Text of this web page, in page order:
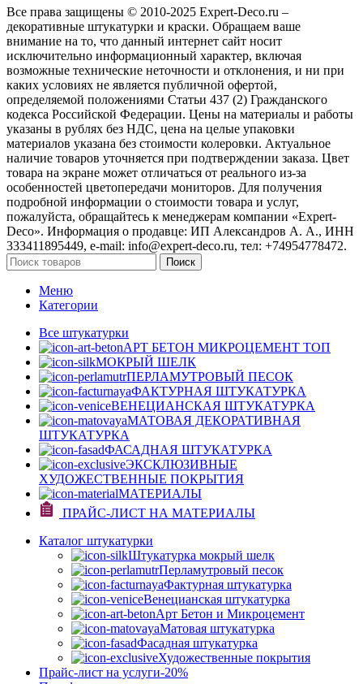
Все права защищены © 2010-2025 Expert-Deco.ru –
декоративные штукатурки и краски. Обращаем ваше
внимание на то, что данный интернет сайт носит
исключительно информационный характер, включая
возможные технические неточности и отклонения, и ни при
каких условиях не является публичной офертой,
определяемой положениями Статьи 437 (2) Гражданского
кодекса Российской Федерации. Цены на материалы и работы
указаны в рублях без НДС, цена на целые упаковки
материалов указана без стоимости колеровки. Актуальное
наличие товаров уточняется при подтверждении заказа. Цвет
товара на экране может отличаться от реального из‑за
особенностей цветопередачи мониторов. Для получения
подробной информации о стоимости товара и услуг,
пожалуйста, обращайтесь к менеджерам компании «Expert-
Deco». Информация о продавце: ИП Александров А. А., ИНН
333411895449, e-mail: info@expert-deco.ru, тел: +74954778472.
Поиск
Меню
Категории
Все штукатурки
АРТ БЕТОН МИКРОЦЕМЕНТ ТОП
МОКРЫЙ ШЕЛК
ПЕРЛАМУТРОВЫЙ ПЕСОК
ФАКТУРНАЯ ШТУКАТУРКА
ВЕНЕЦИАНСКАЯ ШТУКАТУРКА
МАТОВАЯ ДЕКОРАТИВНАЯ
ШТУКАТУРКА
ФАСАДНАЯ ШТУКАТУРКА
ЭКСКЛЮЗИВНЫЕ
ХУДОЖЕСТВЕННЫЕ ПОКРЫТИЯ
МАТЕРИАЛЫ
ПРАЙС-ЛИСТ НА МАТЕРИАЛЫ
Каталог штукатурки
Штукатурка мокрый шелк
Перламутровый песок
Фактурная штукатурка
Венецианская штукатурка
Арт Бетон и Микроцемент
Матовая штукатурка
Фасадная штукатурка
Художественные покрытия
Прайс-лист на услуги-20%